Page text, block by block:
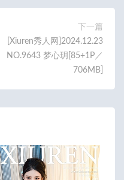
下一篇
[Xiuren秀人网]2024.12.23
NO.9643 梦心玥[85+1P／
706MB]